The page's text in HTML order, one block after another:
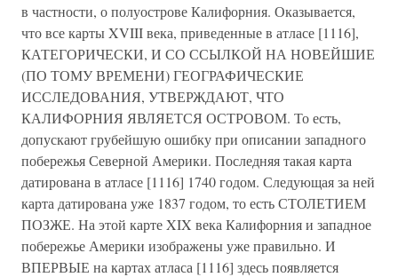
в частности, о полуострове Калифорния. Оказывается,
что все карты XVIII века, приведенные в атласе [1116],
КАТЕГОРИЧЕСКИ, И СО ССЫЛКОЙ НА НОВЕЙШИЕ
(ПО ТОМУ ВРЕМЕНИ) ГЕОГРАФИЧЕСКИЕ
ИССЛЕДОВАНИЯ, УТВЕРЖДАЮТ, ЧТО
КАЛИФОРНИЯ ЯВЛЯЕТСЯ ОСТРОВОМ. То есть,
допускают грубейшую ошибку при описании западного
побережья Северной Америки. Последняя такая карта
датирована в атласе [1116] 1740 годом. Следующая за ней
карта датирована уже 1837 годом, то есть СТОЛЕТИЕМ
ПОЗЖЕ. На этой карте XIX века Калифорния и западное
побережье Америки изображены уже правильно. И
ВПЕРВЫЕ на картах атласа [1116] здесь появляется